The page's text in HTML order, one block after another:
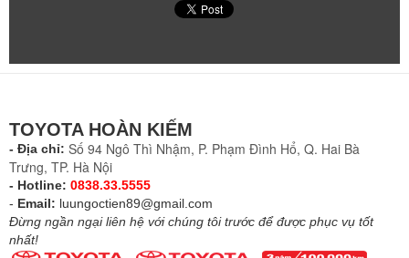
TOYOTA HOÀN KIẾM
- Địa chỉ: Số 94 Ngô Thì Nhậm, P. Phạm Đình Hổ, Q. Hai Bà
Trưng, TP. Hà Nội
- Hotline: 0838.33.5555
- Email: luungoctien89@gmail.com
Đừng ngần ngại liên hệ với chúng tôi trước để được phục vụ tốt
nhất!